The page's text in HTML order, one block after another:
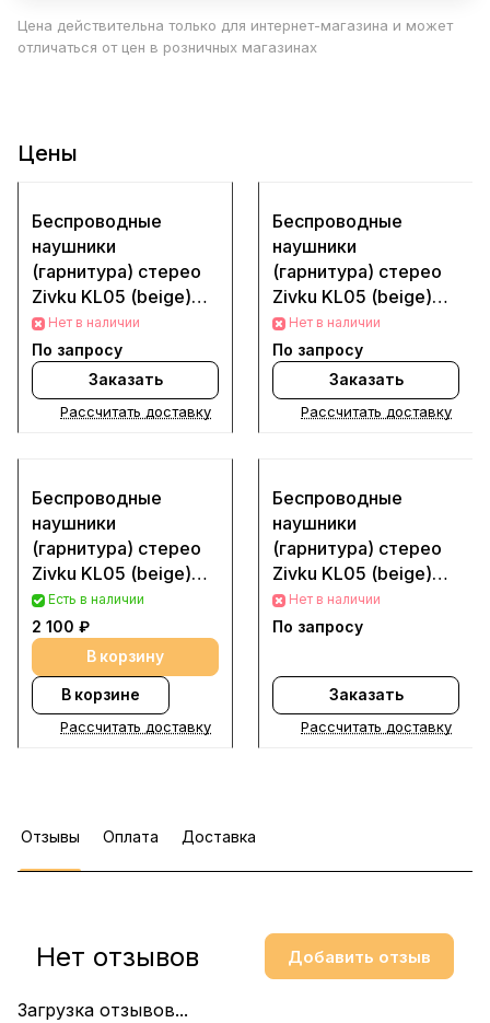
Цена действительна только для интернет-магазина и может
отличаться от цен в розничных магазинах
Цены
Беспроводные
наушники
(гарнитура) стерео
Zivku KL05 (beige)
(Деталь с разбора
(Б/у))
Нет в наличии
По запросу
Заказать
Рассчитать доставку
Беспроводные
наушники
(гарнитура) стерео
Zivku KL05 (beige)
(Деталь
восстановленная)
Нет в наличии
По запросу
Заказать
Рассчитать доставку
Беспроводные
наушники
(гарнитура) стерео
Zivku KL05 (beige)
(Деталь новая)
Есть в наличии
2 100 ₽
В корзину
В корзине
Рассчитать доставку
Беспроводные
наушники
(гарнитура) стерео
Zivku KL05 (beige)
(Деталь с разбора
(Б/у))
Нет в наличии
По запросу
Заказать
Рассчитать доставку
Отзывы Оплата Доставка
Загрузка отзывов...
Нет отзывов Добавить отзыв